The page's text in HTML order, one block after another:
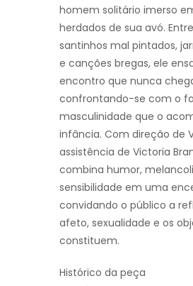
homem solitário imerso
herdados de sua avó.
santinhos mal pintados,
e canções bregas, ele
encontro que nunca
confrontando-se com o
masculinidade que o
infância. Com direção de
assistência de Victoria
combina humor,
sensibilidade em uma
convidando o público a
afeto, sexualidade e os
constituem.
Histórico da peça